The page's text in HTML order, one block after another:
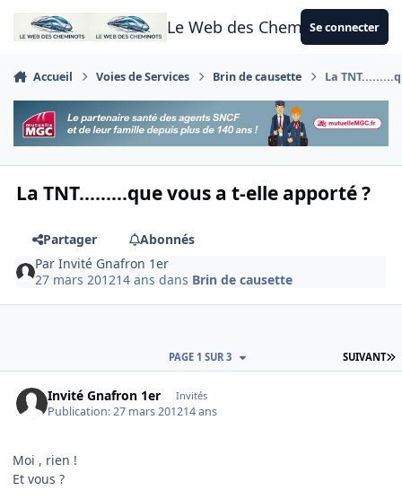
Aller au contenu
Le Web des CheminotsSe connecter
Accueil Voies de Services Brin de causette La
La TNT.........que vous a t-elle apporté ?
Partager
Abonnés
ParInvité Gnafron 1er
27 mars 201214 ans dans Brin de causette
SUIVANT
PAGE 1 SUR 3
Invité Gnafron 1er Invités
Publication:27 mars 201214 ans
Moi , rien !
Et vous ?